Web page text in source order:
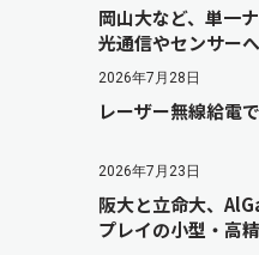
岡山大など、単一
光通信やセンサー
2026年7月28日
レーザー無線給電
2026年7月23日
阪大と立命大、
プレイの小型・高